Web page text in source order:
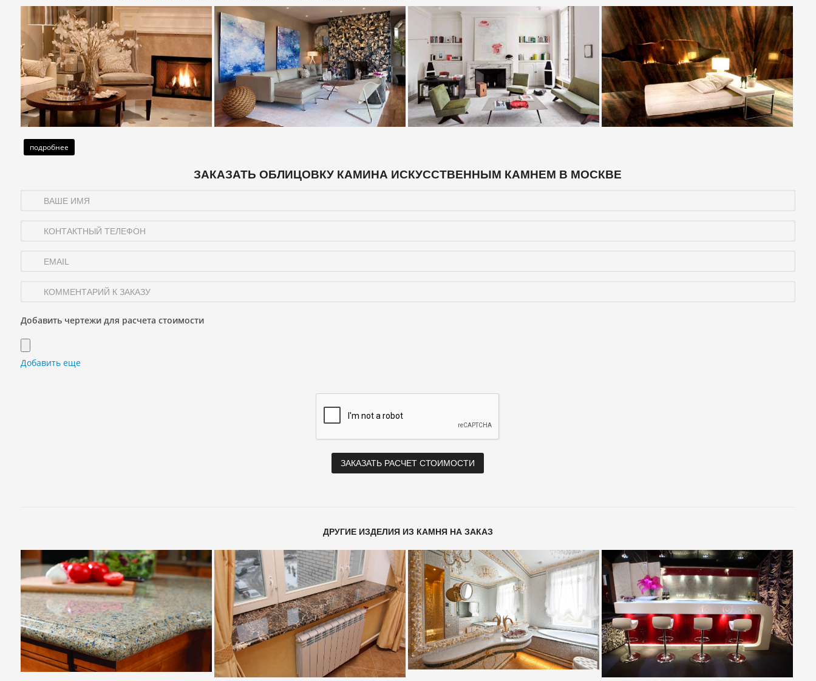
подробнее
ЗАКАЗАТЬ ОБЛИЦОВКУ КАМИНА ИСКУССТВЕННЫМ КАМНЕМ В МОСКВЕ
Добавить чертежи для расчета стоимости
Добавить еще
ДРУГИЕ ИЗДЕЛИЯ ИЗ КАМНЯ НА ЗАКАЗ